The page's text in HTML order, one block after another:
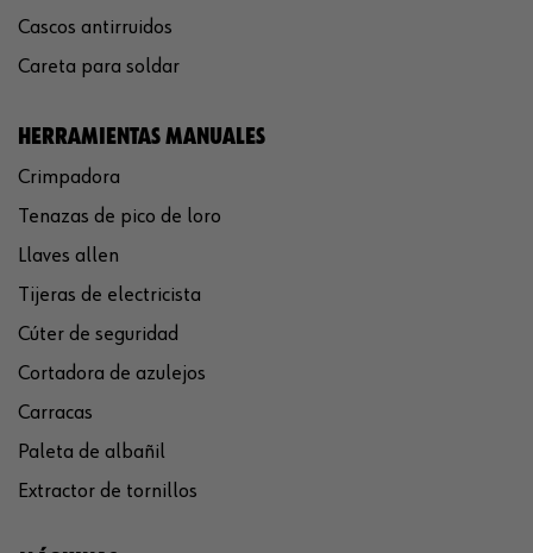
Cascos antirruidos
Careta para soldar
HERRAMIENTAS MANUALES
Crimpadora
Tenazas de pico de loro
Llaves allen
Tijeras de electricista
Cúter de seguridad
Cortadora de azulejos
Carracas
Paleta de albañil
Extractor de tornillos